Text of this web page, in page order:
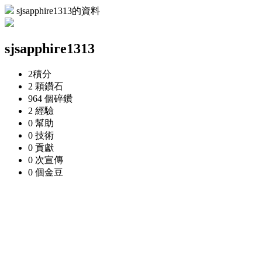
sjsapphire1313的資料
sjsapphire1313
2積分
2 顆鑽石
964 個碎鑽
2 經驗
0 幫助
0 技術
0 貢獻
0 次宣傳
0 個金豆